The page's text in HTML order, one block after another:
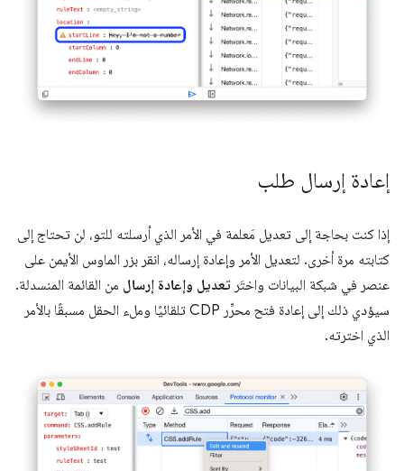
إعادة إرسال طلب
إذا كنت بحاجة إلى تعديل مَعلمة في الأمر الذي أرسلته للتو، لن تحتاج إلى
كتابته مرة أخرى. لتعديل الأمر وإعادة إرساله، انقر بزر الماوس الأيمن على
عنصر في شبكة البيانات واختَر تعديل وإعادة إرسال من القائمة المنسدلة.
سيؤدي ذلك إلى إعادة فتح محرِّر CDP تلقائيًا وملء الحقل مسبقًا بالأمر
الذي اخترته.